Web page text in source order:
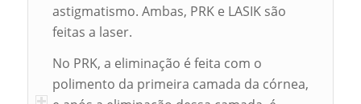
astigmatismo. Ambas, PRK e LASIK são
feitas a laser.
No PRK, a eliminação é feita com o
polimento da primeira camada da córnea,